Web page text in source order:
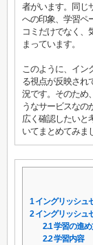
者がいます。同じ
への印象、学習ペ
コミだけでなく、
まっています。
このように、イン
る視点が反映され
況です。そのため
うなサービスなの
広く確認したいと
いてまとめてみま
1イングリッシュ
2イングリッシュ
2.1学習の進め
2.2学習内容